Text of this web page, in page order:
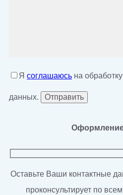
Я соглашаюсь на
данных.
Оформление
Оставьте Ваши контактные
проконсультирует по